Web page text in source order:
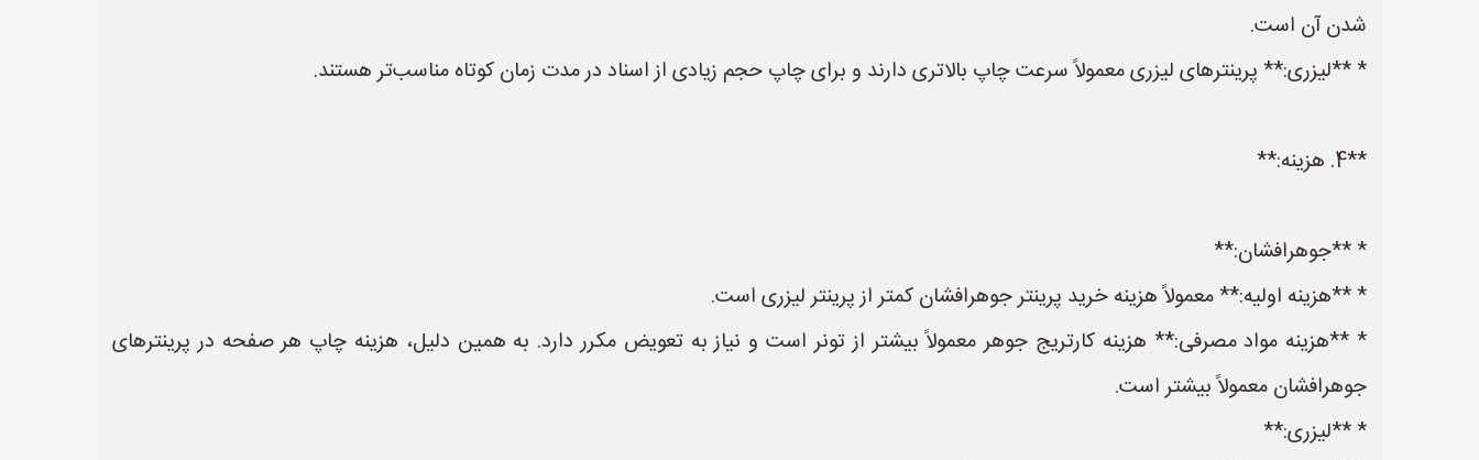
شدن آن است.
* **لیزری:** پرینترهای لیزری معمولاً سرعت چاپ بالاتری دارند و برای چاپ حجم زیادی از اسناد در مدت زمان کوتاه مناسب‌تر هستند.
**4. هزینه:**
* **جوهرافشان:**
* **هزینه اولیه:** معمولاً هزینه خرید پرینتر جوهرافشان کمتر از پرینتر لیزری است.
* **هزینه مواد مصرفی:** هزینه کارتریج جوهر معمولاً بیشتر از تونر است و نیاز به تعویض مکرر دارد. به همین دلیل، هزینه چاپ هر صفحه در پرینترهای
جوهرافشان معمولاً بیشتر است.
* **لیزری:**